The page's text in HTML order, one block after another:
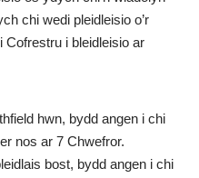
chi wedi pleidleisio o’r
Cofrestru i bleidleisio ar
hwn, bydd angen i chi
nos ar 7 Chwefror.
bost, bydd angen i chi